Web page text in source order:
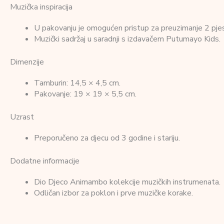
Muzička inspiracija
U pakovanju je omogućen pristup za preuzimanje 2
Muzički sadržaj u saradnji s izdavačem Putumayo Kids.
Dimenzije
Tamburin: 14,5 × 4,5 cm.
Pakovanje: 19 × 19 × 5,5 cm.
Uzrast
Preporučeno za djecu od 3 godine i stariju.
Dodatne informacije
Dio Djeco Animambo kolekcije muzičkih instrumenata.
Odličan izbor za poklon i prve muzičke korake.